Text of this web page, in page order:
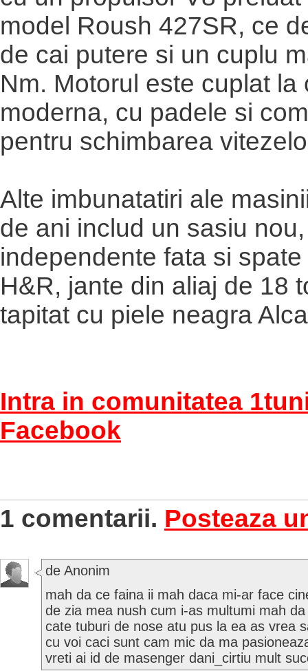
model Roush 427SR, ce
de cai putere si un cuplu
Nm. Motorul este cuplat la
moderna, cu padele si
pentru schimbarea
Alte imbunatatiri ale
de ani includ un sasiu
independente fata si
H&R, jante din aliaj de 18
tapitat cu piele neagra
Intra in comunitatea
Facebook
1 comentarii. Posteaza
de Anonim
mah da ce faina ii mah daca mi-ar face
de zia mea nush cum i-as multumi mah
cate tuburi de nose atu pus la ea as vrea
cu voi caci sunt cam mic da ma
vreti ai id de masenger dani_cirtiu mult